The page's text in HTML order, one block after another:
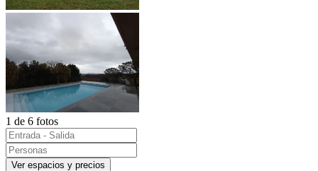
1 de 6 fotos
Ver espacios y precios